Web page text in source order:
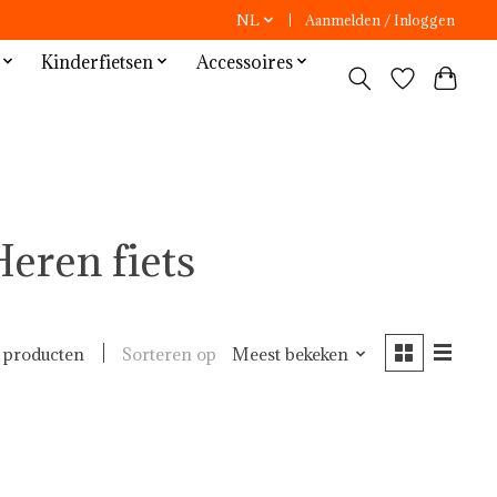
NL Aanmelden / Inloggen
Kinderfietsen
Accessoires
fiets
producten Sorteren op Meest bekeken